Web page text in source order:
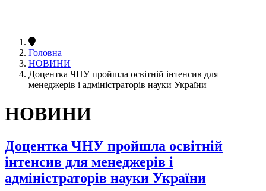
Головна
НОВИНИ
Доцентка ЧНУ пройшла освітній інтенсив для
менеджерів і адміністраторів науки України
НОВИНИ
Доцентка ЧНУ пройшла освітній
інтенсив для менеджерів і
адміністраторів науки України